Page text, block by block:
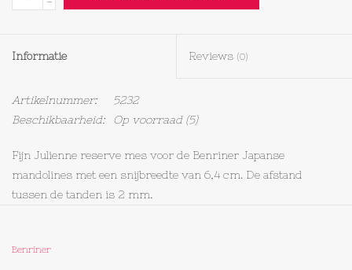
Olieflessen
Informatie Reviews (0)
Artikelnummer:
5232
Beschikbaarheid:
Op voorraad(5)
Fijn Julienne reserve mes voor de Benriner Japanse
mandolines met een snijbreedte van 6,4 cm. De afstand
tussen de tanden is 2 mm.
Benriner